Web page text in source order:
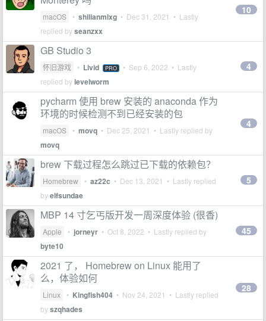
macOS • shilianmlxg • Dec 31, 2021 • Lastly
replied byseanzxx
10
GB Studio 3
怀旧游戏 • Livid PRO • Sep 6, 2022 • Lastly
replied bylevelworm
4
pycharm 使用 brew 安装的 anaconda 作为
环境的时候检测不到已经安装的包
macOS • movq • Dec 25, 2021 • Lastly replied by
movq
4
brew 下载过程怎么跳过已下载的依赖包？
Homebrew • az22c • Dec 13, 2021 • Lastly replied
byelfsundae
5
MBP 14 寸乞丐版开发一周深度体验 (很香)
Apple • jorneyr • Oct 8, 2022 • Lastly replied by
byte10
45
2021 了， Homebrew on Linux 能用了
么，体验如何
Linux • Kingfish404 • Nov 24, 2021 • Lastly replied
byszqhades
28